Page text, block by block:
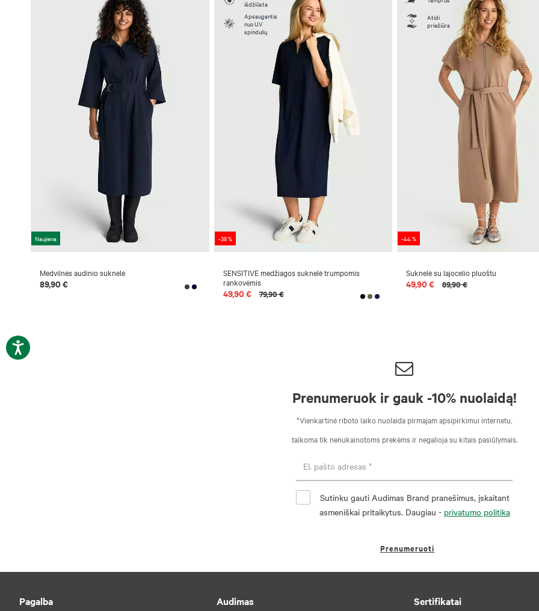
Naujiena
Medvilnės audinio suknelė
89,90 €
išdžiūsta
Apsaugantis
nuo UV
spindulių
-38 %
SENSITIVE medžiagos suknelė trumpomis
rankovėmis
49,90 € 79,90 €
Atidi
priežiūra
-44 %
Suknelė su lajocelio pluoštu
49,90 € 89,90 €
Prenumeruok ir gauk -10% nuolaidą!
*Vienkartinė riboto laiko nuolaida pirmajam apsipirkimui internetu,
taikoma tik nenukainotoms prekėms ir negalioja su kitais pasiūlymais.
Sutinku gauti Audimas Brand pranešimus, įskaitant
asmeniškai pritaikytus. Daugiau - privatumo politika
Prenumeruoti
Pagalba Audimas Sertifikatai